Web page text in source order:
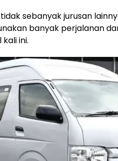
sebanyak jurusan
banyak perjalanan
ini.